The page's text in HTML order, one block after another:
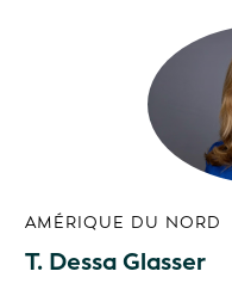
AMÉRIQUE DU NORD
T. Dessa Glasser